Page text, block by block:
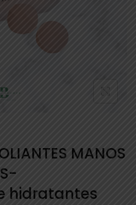
MANOS
hidratantes